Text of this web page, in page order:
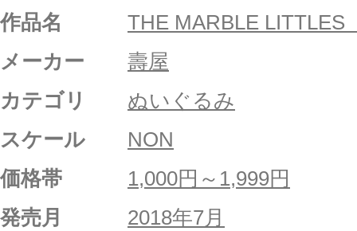
作品名
THE MARBLE
メーカー
壽屋
カテゴリ
ぬいぐるみ
スケール
NON
価格帯
1,000円～1,999円
発売月
2018年7月